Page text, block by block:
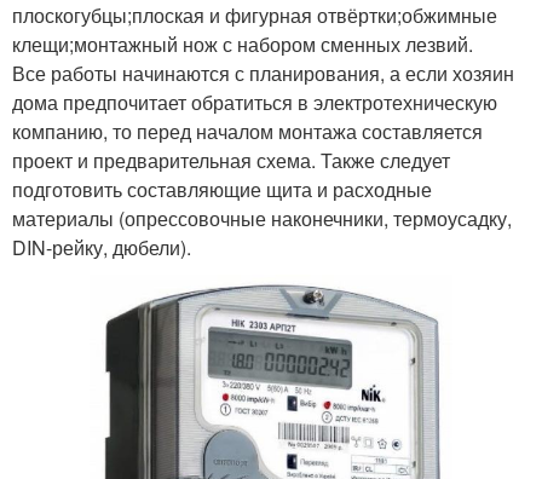
плоскогубцы;плоская и фигурная отвёртки;обжимные
клещи;монтажный нож с набором сменных лезвий.
Все работы начинаются с планирования, а если хозяин
дома предпочитает обратиться в электротехническую
компанию, то перед началом монтажа составляется
проект и предварительная схема. Также следует
подготовить составляющие щита и расходные
материалы (опрессовочные наконечники, термоусадку,
DIN-рейку, дюбели).